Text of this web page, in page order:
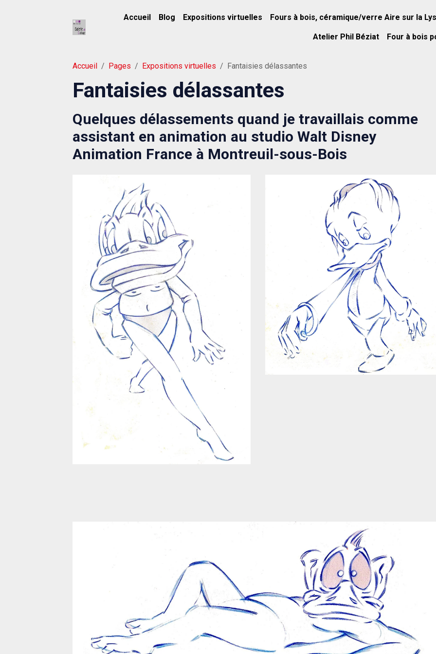
Accueil Blog Expositions virtuelles Fours à bois, céramique/verre Aire sur la
Atelier Phil Béziat Four à bois
Accueil Pages Expositions virtuelles Fantaisies délassantes
Fantaisies délassantes
Quelques délassements quand je travaillais comme
assistant en animation au studio Walt Disney
Animation France à Montreuil-sous-Bois